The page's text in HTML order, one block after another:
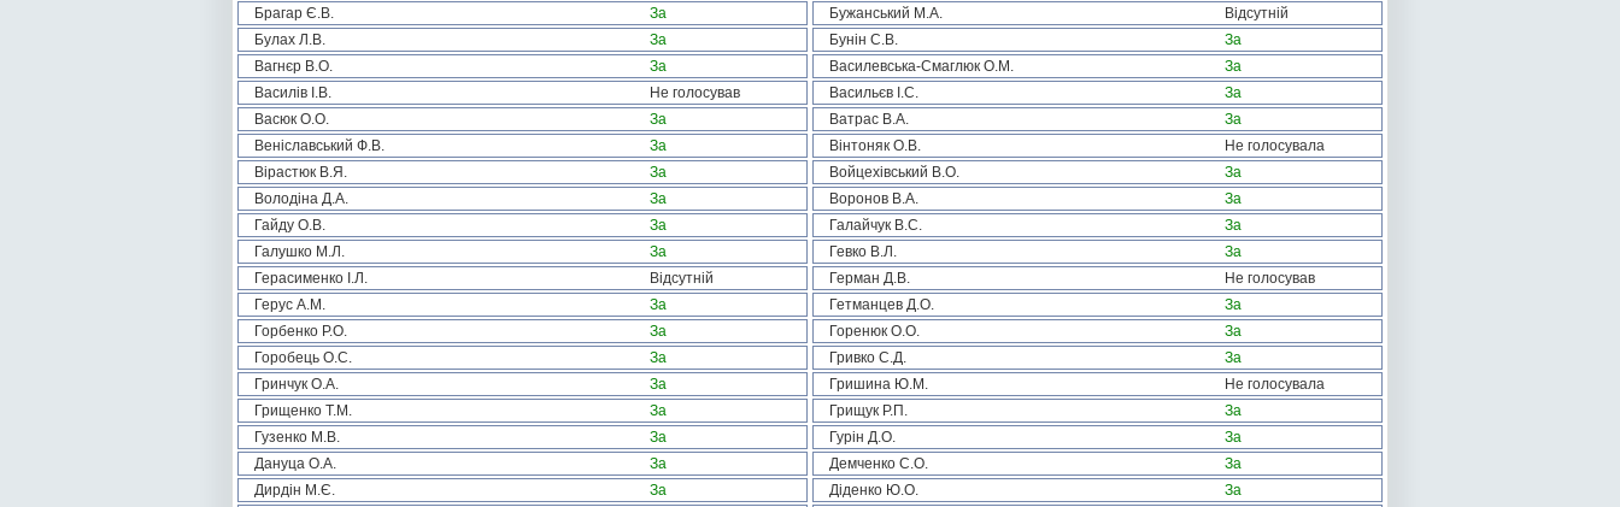
Брагар Є.В.
За Бужанський М.А.
Відсутній
Булах Л.В.
За Бунін С.В.
За
Вагнєр В.О.
За Василевська-Смаглюк О.М.
За
Василів І.В.
Не голосував Васильєв І.С.
За
Васюк О.О.
За Ватрас В.А.
За
Веніславський Ф.В.
За Вінтоняк О.В.
Не голосувала
Вірастюк В.Я.
За Войцехівський В.О.
За
Володіна Д.А.
За Воронов В.А.
За
Гайду О.В.
За Галайчук В.С.
За
Галушко М.Л.
За Гевко В.Л.
За
Герасименко І.Л.
Відсутній Герман Д.В.
Не голосував
Герус А.М.
За Гетманцев Д.О.
За
Горбенко Р.О.
За Горенюк О.О.
За
Горобець О.С.
За Гривко С.Д.
За
Гринчук О.А.
За Гришина Ю.М.
Не голосувала
Грищенко Т.М.
За Грищук Р.П.
За
Гузенко М.В.
За Гурін Д.О.
За
Дануца О.А.
За Демченко С.О.
За
Дирдін М.Є.
За Діденко Ю.О.
За